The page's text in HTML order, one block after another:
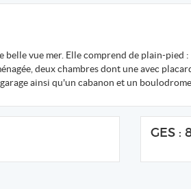
belle vue mer. Elle comprend de plain-
deux chambres dont une avec
ainsi qu'un cabanon et un
GES :